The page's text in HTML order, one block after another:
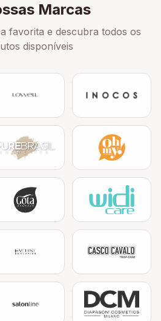
Marcas
favorita e descubra todos os
disponíveis